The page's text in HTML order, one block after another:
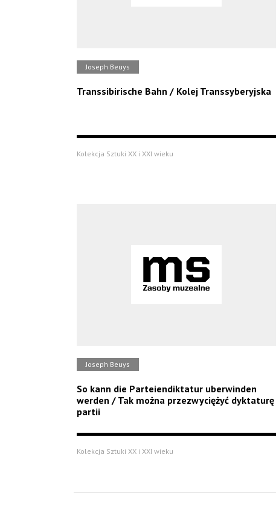
Joseph Beuys
Transsibirische Bahn / Kolej Transsyberyjska
Kolekcja Sztuki XX i XXI wieku
Joseph Beuys
So kann die Parteiendiktatur uberwinden
werden / Tak można przezwyciężyć dyktaturę
partii
Kolekcja Sztuki XX i XXI wieku